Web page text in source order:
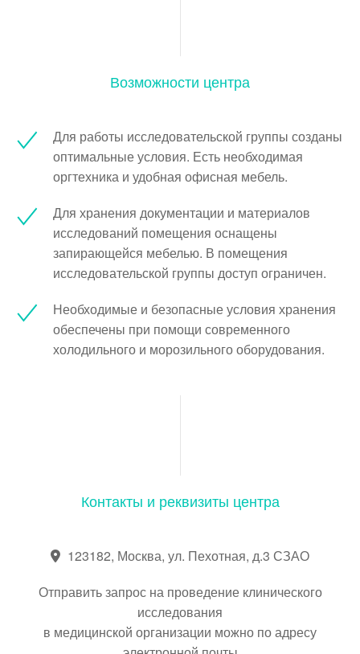
Возможности центра
Для работы исследовательской группы созданы
оптимальные условия. Есть необходимая
оргтехника и удобная офисная мебель.
Для хранения документации и материалов
исследований помещения оснащены
запирающейся мебелью. В помещения
исследовательской группы доступ ограничен.
Необходимые и безопасные условия хранения
обеспечены при помощи современного
холодильного и морозильного оборудования.
Контакты и реквизиты центра
123182, Москва, ул. Пехотная, д.3 СЗАО
Отправить запрос на проведение клинического
исследования
в медицинской организации можно по адресу